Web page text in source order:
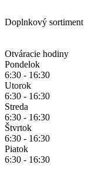
Doplnkový sortiment
Otváracie hodiny
Pondelok
6:30 - 16:30
Utorok
6:30 - 16:30
Streda
6:30 - 16:30
Štvrtok
6:30 - 16:30
Piatok
6:30 - 16:30